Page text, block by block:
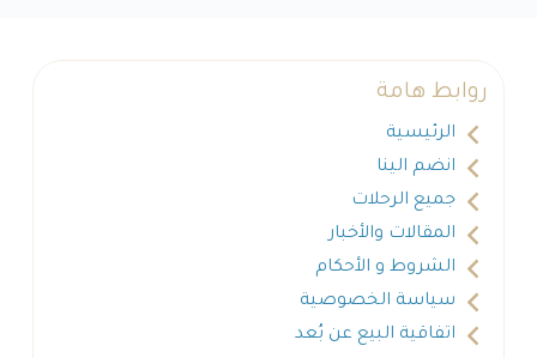
روابط هامة
الرئيسية
انضم الينا
جميع الرحلات
المقالات والأخبار
الشروط و الأحكام
سياسة الخصوصية
اتفاقية البيع عن بُعد